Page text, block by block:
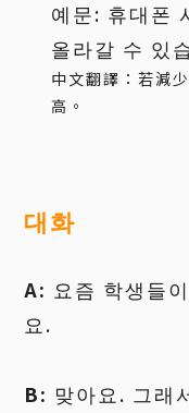
예문: 휴대폰
올라갈 수 있
中文翻譯：若減
高。
대화
A: 요즘 학생들
요.
B: 맞아요. 그래